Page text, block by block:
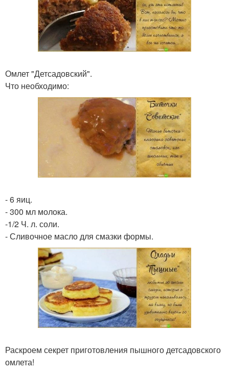
Омлет "Детсадовский".
Что необходимо:
- 6 яиц.
- 300 мл молока.
-1/2 Ч. л. соли.
- Сливочное масло для смазки формы.
Раскроем секрет приготовления пышного детсадовского
омлета!